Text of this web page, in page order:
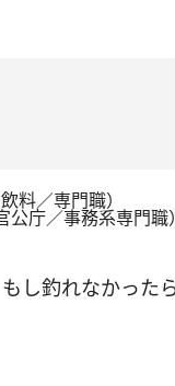
料／専門職）
庁／事務系専門職）
し釣れなかった